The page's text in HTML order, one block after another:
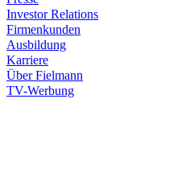
Investor Relations
Firmenkunden
Ausbildung
Karriere
Über Fielmann
TV-Werbung